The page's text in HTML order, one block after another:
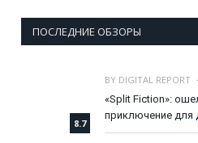
ПОСЛЕДНИЕ ОБЗОРЫ
8.7
BY DIGITAL REPORT
«Split Fiction»:
приключение для